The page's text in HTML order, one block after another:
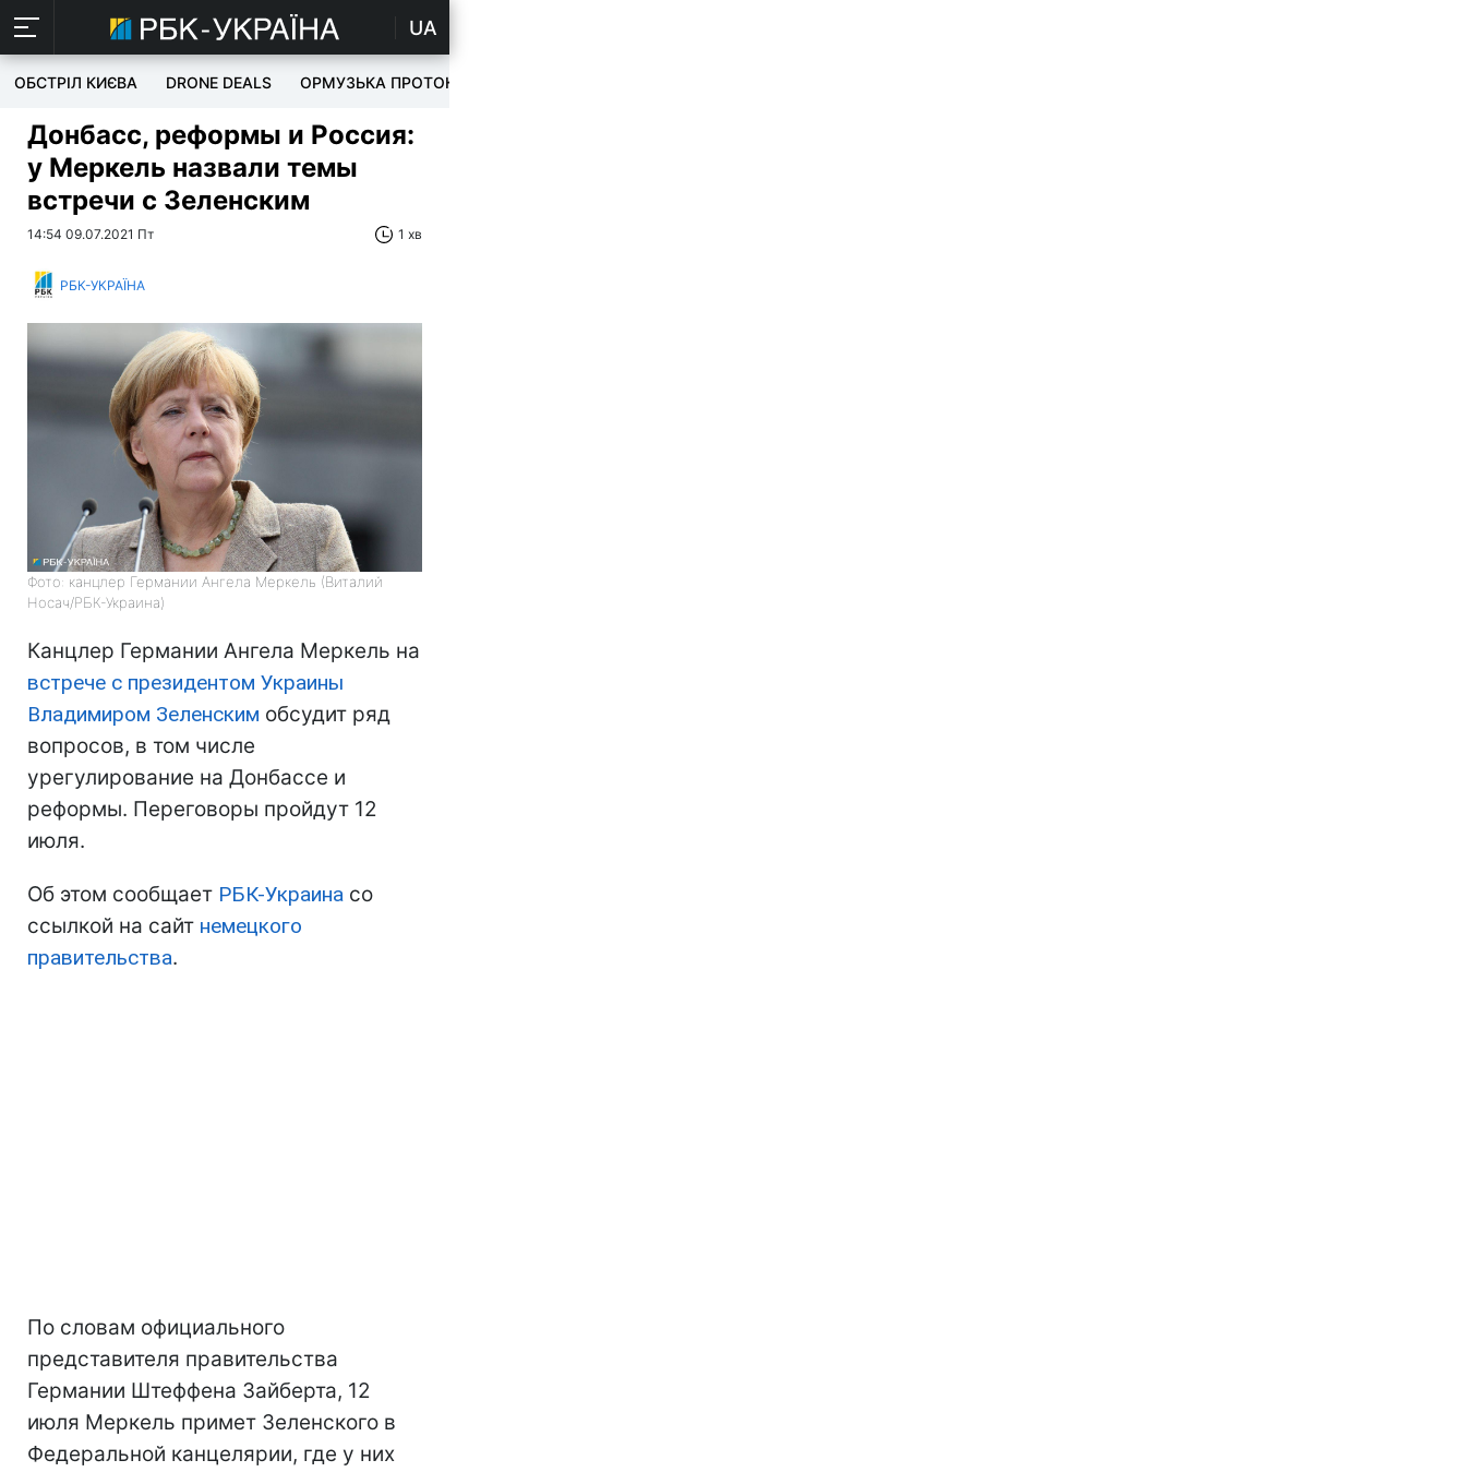
UA
ОБСТРІЛ КИЄВА DRONE DEALS ОРМУЗЬКА ПРОТОКА
Донбасс, реформы и Россия:
у Меркель назвали темы
встречи с Зеленским
14:54 09.07.2021 Пт 1 хв
РБК-УКРАЇНА
Фото: канцлер Германии Ангела Меркель (Виталий
Носач/РБК-Украина)
Канцлер Германии Ангела Меркель на
встрече с президентом Украины
Владимиром Зеленским обсудит ряд
вопросов, в том числе
урегулирование на Донбассе и
реформы. Переговоры пройдут 12
июля.
Об этом сообщает РБК-Украина со
ссылкой на сайт немецкого
правительства.
По словам официального
представителя правительства
Германии Штеффена Зайберта, 12
июля Меркель примет Зеленского в
Федеральной канцелярии, где у них